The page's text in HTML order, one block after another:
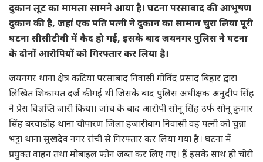
दुकान लूट का मामला सामने आया है। घटना परसाबाद की आभूषण
दुकान की है, जहां एक पति पत्नी ने दुकान का सामान चुरा लिया पूरी
घटना सीसीटीवी में कैद हो गई, इसके बाद जयनगर पुलिस ने घटना
के दोनों आरोपियों को गिरफ्तार कर लिया है।
जयनगर थाना क्षेत्र कटिया परसाबाद निवासी गोविंद प्रसाद बिहार द्वारा
लिखित शिकायत दर्ज की गई थी जिसके बाद पुलिस अधीक्षक अनुदीप सिंह
ने प्रेस विज्ञप्ति जारी किया। जांच के बाद आरोपी सोनू सिंह उर्फ सोनू कुमार
सिंह बरवाडीह थाना चौपारण जिला हजारीबाग निवासी वह पत्नी को चुन्ना
भट्टा थाना सुखदेव नगर रांची से गिरफ्तार कर लिया गया है। घटना में
प्रयुक्त वाहन तथा मोबाइल फोन जब्त कर लिए गए। हैं इसके साथ ही चोरी